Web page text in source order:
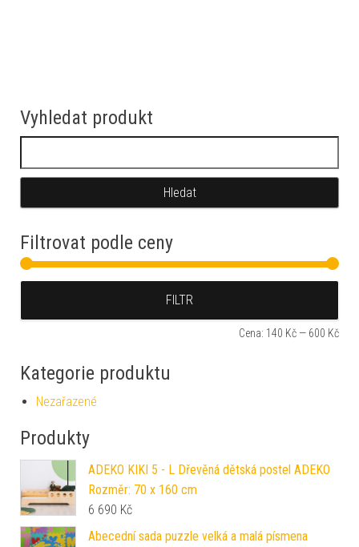
Vyhledat produkt
Filtrovat podle ceny
FILTR
Cena: 140 Kč — 600 Kč
Kategorie produktu
Nezařazené
Produkty
ADEKO KIKI 5 - L Dřevěná dětská postel ADEKO
Rozměr: 70 x 160 cm
6 690 Kč
Abecední sada puzzle velká a malá písmena